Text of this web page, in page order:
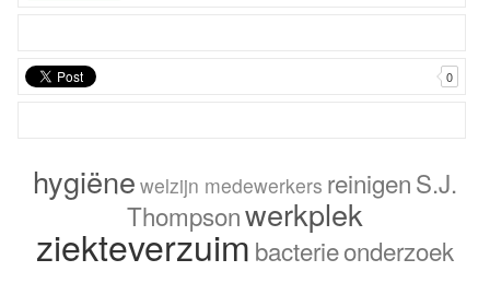
0
hygiëne welzijn medewerkers reinigenS.J.
Thompsonwerkplek
ziekteverzuim bacterieonderzoek